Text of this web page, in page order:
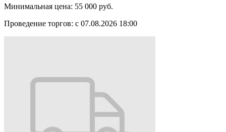
Минимальная цена: 55 000 руб.
Проведение торгов: с 07.08.2026 18:00